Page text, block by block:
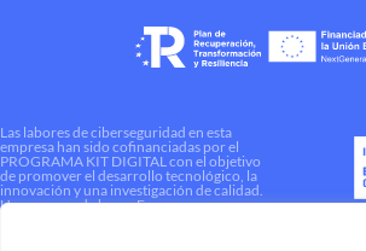
Las labores de ciberseguridad en esta
empresa han sido cofinanciadas por el
PROGRAMA KIT DIGITAL con el objetivo
de promover el desarrollo tecnológico, la
innovación y una investigación de calidad.
Una manera de hacer Europa